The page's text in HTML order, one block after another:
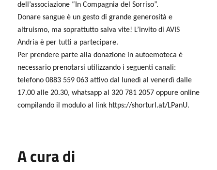
dell’associazione “In Compagnia del Sorriso”.
Donare sangue è un gesto di grande generosità e
altruismo, ma soprattutto salva vite! L’invito di AVIS
Andria è per tutti a partecipare.
Per prendere parte alla donazione in autoemoteca è
necessario prenotarsi utilizzando i seguenti canali:
telefono 0883 559 063 attivo dal lunedì al venerdì dalle
17.00 alle 20.30, whatsapp al 320 781 2057 oppure online
compilando il modulo al link https://shorturl.at/LPanU.
A cura di